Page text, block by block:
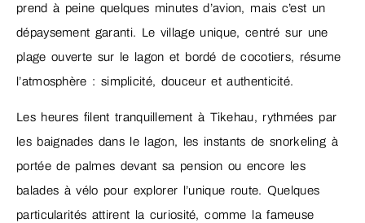
prend à peine quelques minutes d’avion, mais c’est un
dépaysement garanti. Le village unique, centré sur une
plage ouverte sur le lagon et bordé de cocotiers, résume
l’atmosphère : simplicité, douceur et authenticité.
Les heures filent tranquillement à Tikehau, rythmées par
les baignades dans le lagon, les instants de snorkeling à
portée de palmes devant sa pension ou encore les
balades à vélo pour explorer l’unique route. Quelques
particularités attirent la curiosité, comme la fameuse